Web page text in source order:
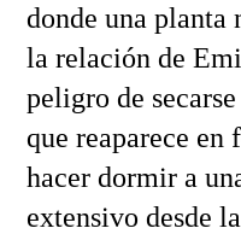
donde una planta
la relación de
peligro de
que reaparece en
hacer dormir a
extensivo desde